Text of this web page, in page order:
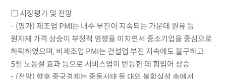
□ 시장평가 및 전망
- (평가) 제조업 PMI는 내수 부진이 지속되는 가운데 원유 등
원자재 가격 상승이 부정적 영향을 미치면서 중소기업을 중심으로
하락하였으며, 비제조업 PMI는 건설업 부진 지속에도 불구하고
5월 노동절 효과 등으로 서비스업이 반등한 데 힘입어 상승
- (전망) 향후 중국경제는 중동사태 등 대외 불확실성 속에서